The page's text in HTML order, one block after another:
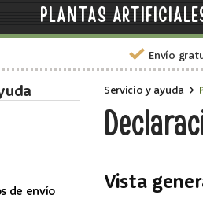
PLANTAS
Envío
de envío
Servicio y ayuda
Vista